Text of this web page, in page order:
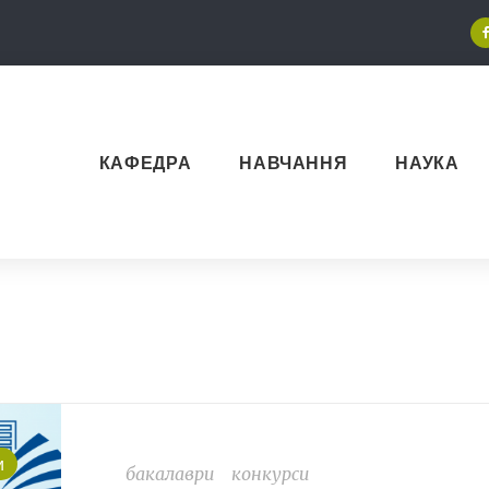
КАФЕДРА НАВЧАННЯ НАУКА
бакалаври конкурси